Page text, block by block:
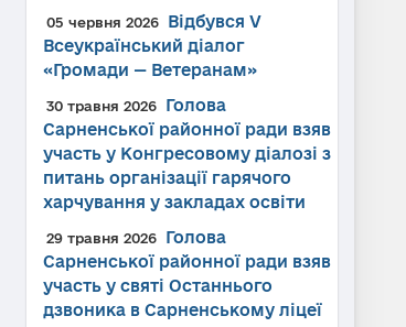
05 червня 2026
Відбувся V
Всеукраїнський діалог
«Громади — Ветеранам»
30 травня 2026
Голова
Сарненської районної ради взяв
участь у Конгресовому діалозі з
питань організації гарячого
харчування у закладах освіти
29 травня 2026
Голова
Сарненської районної ради взяв
участь у святі Останнього
дзвоника в Сарненському ліцеї